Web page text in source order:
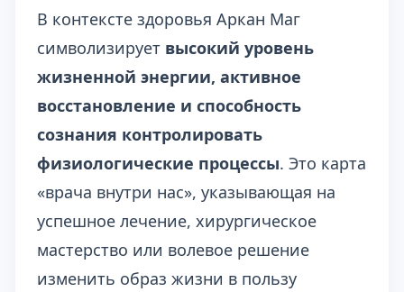
В контексте здоровья Аркан Маг
символизирует высокий уровень
жизненной энергии, активное
восстановление и способность
сознания контролировать
физиологические процессы. Это карта
«врача внутри нас», указывающая на
успешное лечение, хирургическое
мастерство или волевое решение
изменить образ жизни в пользу